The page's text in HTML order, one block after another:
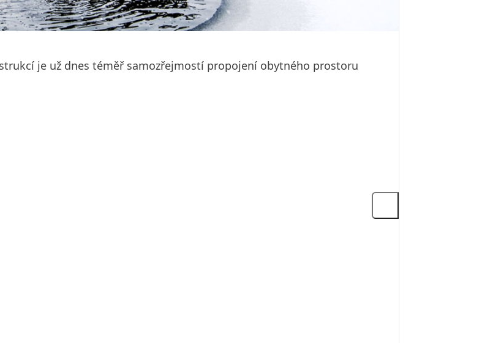
je už dnes téměř samozřejmostí propojení obytného prostoru